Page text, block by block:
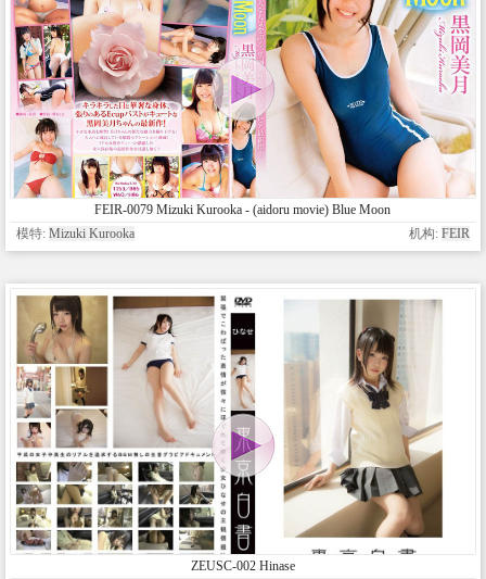
FEIR-0079 Mizuki Kurooka - (aidoru movie) Blue Moon
模特: Mizuki Kurooka 机构: FEIR
ZEUSC-002 Hinase